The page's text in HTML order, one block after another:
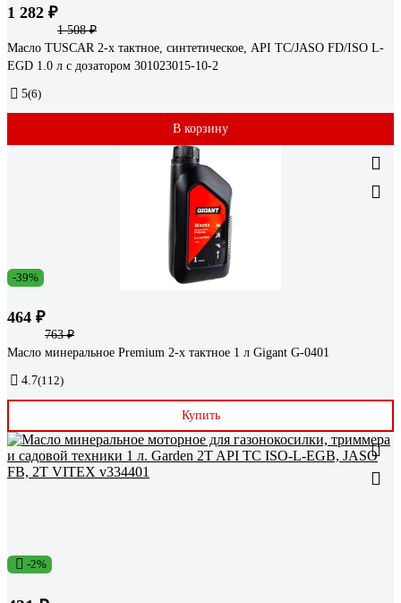
1 282 ₽
1 508 ₽
Масло TUSCAR 2-х тактное, синтетическое, API TC/JASO FD/ISO L-
EGD 1.0 л с дозатором 301023015-10-2
5(6)
В корзину
-39%
464 ₽
763 ₽
Масло минеральное Premium 2-х тактное 1 л Gigant G-0401
4.7(112)
Купить
-2%